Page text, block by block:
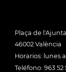
Plaça de
46002 València
Horarios: lunes
Teléfono: 963 52